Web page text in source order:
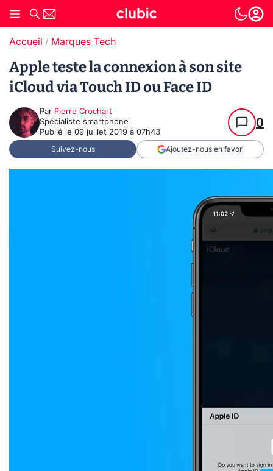
Accueil Marques Tech
Apple teste la connexion à son site
iCloud via Touch ID ou Face ID
Par Pierre Crochart
Spécialiste smartphone
Publié le 09 juillet 2019 à 07h43
0
Suivez-nous Ajoutez-nous en favori